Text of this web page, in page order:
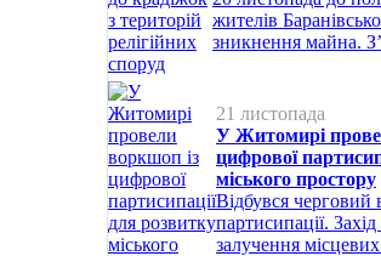
жителів
зникнення майна.
21 листопада
У Житомирі
цифрової
міського простору
Відбувся черговий
партисипації.
залучення